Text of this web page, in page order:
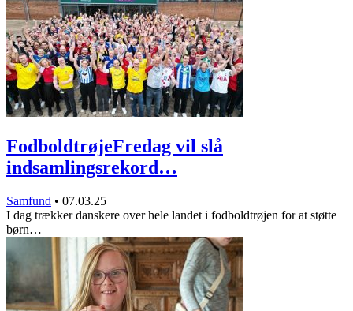
FodboldtrøjeFredag vil slå
indsamlingsrekord…
Samfund • 07.03.25
I dag trækker danskere over hele landet i fodboldtrøjen for at støtte
børn…